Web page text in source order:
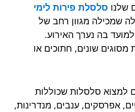
שלנו סלסלת פירות לימי
שמכילה מגוון רחב של
בה נערך האירוע.
שונים, חתוכים או
למצוא סלסלות שכוללות
אפרסקים, ענבים, מנדרינות,